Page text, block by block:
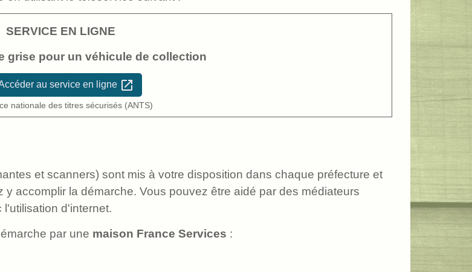
SERVICE EN LIGNE
grise pour un véhicule de collection
au service en ligne open_in_new
nationale des titres sécurisés (ANTS)
et scanners) sont mis à votre disposition dans chaque préfecture et
accomplir la démarche. Vous pouvez être aidé par des médiateurs
d'internet.
par une maison France Services :